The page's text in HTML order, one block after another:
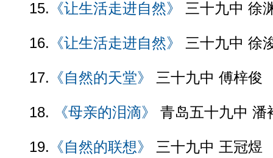
15. 《让生活走进自然》 三十九中 徐
16. 《让生活走进自然》 三十九中 徐
17. 《自然的天堂》 三十九中 傅梓俊
18. 《母亲的泪滴》 青岛五十九中 潘
19. 《自然的联想》 三十九中 王冠煜